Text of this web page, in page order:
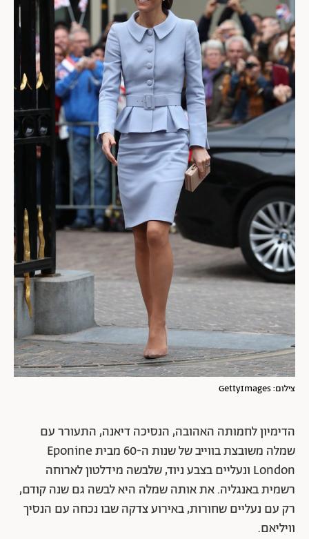
צילום: GettyImages
הדימיון לחמותה האהובה, הנסיכה דיאנה, התעורר עם
שמלה משובצת בווייב של שנות ה-60 מבית Eponine
London ונעליים בצבע ניוד, שלבשה מידלטון לארוחה
רשמית באנגליה. את אותה שמלה היא לבשה גם שנה קודם,
רק עם נעליים שחורות, באירוע צדקה שבו נכחה עם הנסיך
וויליאם.